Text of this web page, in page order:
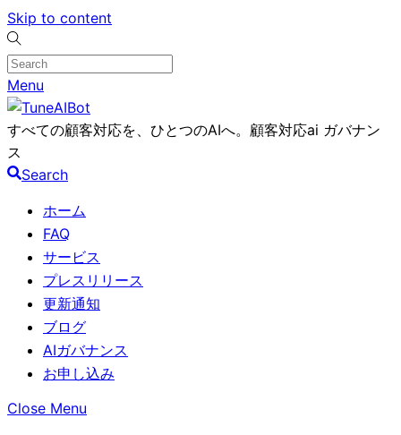
Skip to content
Menu
すべての顧客対応を、ひとつのAIへ。顧客対応ai ガバナン
ス
Search
ホーム
FAQ
サービス
プレスリリース
更新通知
ブログ
AIガバナンス
お申し込み
Close Menu